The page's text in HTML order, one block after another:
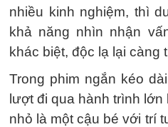
nhiều kinh nghiệm, thì
khả năng nhìn nhận
khác biệt, độc lạ lại càng
Trong phim ngắn kéo
lượt đi qua hành trình
nhỏ là một cậu bé với trí